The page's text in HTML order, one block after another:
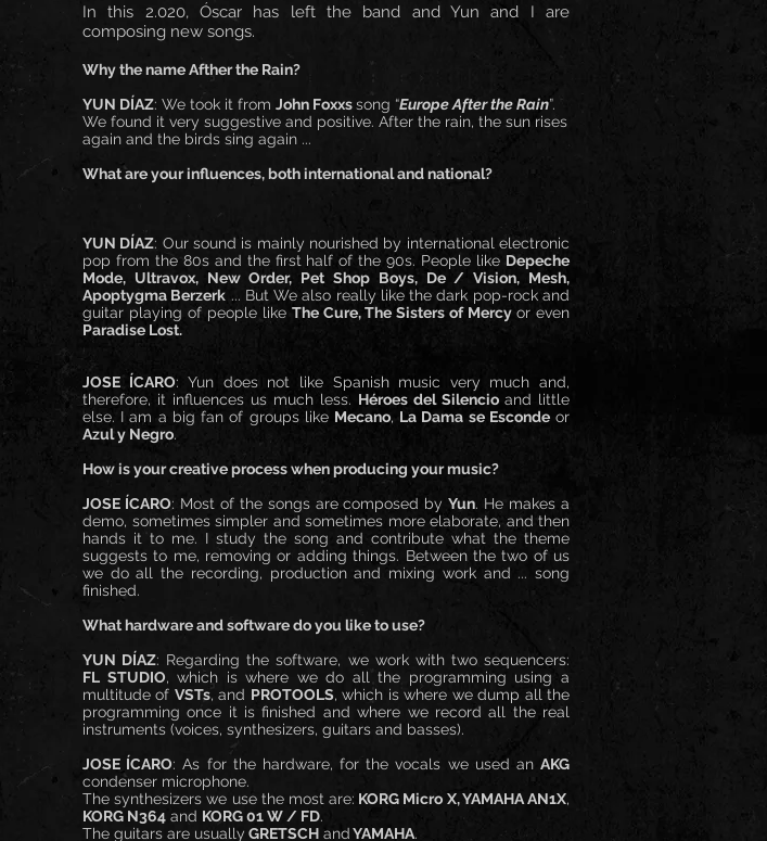
In this 2.020, Óscar has left the band and Yun and I are
composing new songs.
Why the name Afther the Rain?
YUN DÍAZ: We took it from John Foxxssong “Europe After the Rain”.
We found it very suggestive and positive. After the rain, the sun rises
again and the birds sing again ...
What are your influences, both international and national?
YUN DÍAZ: Our sound is mainly nourished by international electronic
pop from the 80s and the first half of the 90s. People like Depeche
Mode, Ultravox, New Order, Pet Shop Boys, De / Vision, Mesh,
Apoptygma Berzerk ... But We also really like the dark pop-rock and
guitar playing of people like The Cure, The Sisters of Mercyor even
Paradise Lost.
JOSE ÍCARO: Yun does not like Spanish music very much and,
therefore, it influences us much less. Héroes del Silencio and little
else. I am a big fan of groups like Mecano, La Dama se Escondeor
Azul y Negro.
How is your creative process when producing your music?
JOSE ÍCARO: Most of the songs are composed byYun. He makes a
demo, sometimes simpler and sometimes more elaborate, and then
hands it to me. I study the song and contribute what the theme
suggests to me, removing or adding things. Between the two of us
we do all the recording, production and mixing work and ... song
finished.
What hardware and software do you like to use?
YUN DÍAZ: Regarding the software, we work with two sequencers:
FL STUDIO, which is where we do all the programming using a
multitude of VSTs, and PROTOOLS, which is where we dump all the
programming once it is finished and where we record all the real
instruments (voices, synthesizers, guitars and basses).
JOSE ÍCARO: As for the hardware, for the vocals we used anAKG
condenser microphone.
The synthesizers we use the most are: KORG Micro X, YAMAHA AN1X,
KORG N364 and KORG 01 W / FD.
The guitars are usually GRETSCH andYAMAHA.